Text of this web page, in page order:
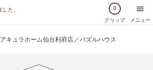
0
クリップ メニュー
アキュラホーム仙台利府店／パズルハウス